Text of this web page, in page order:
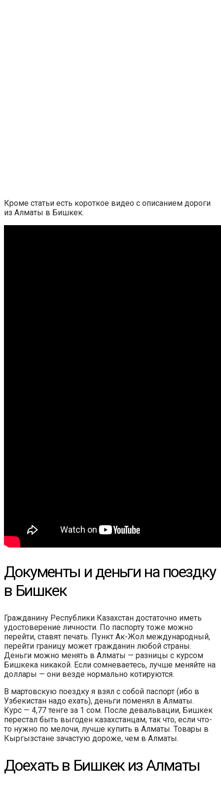
Кроме статьи есть короткое видео с описанием дороги
из Алматы в Бишкек.
Документы и деньги на поездку
в Бишкек
Гражданину Республики Казахстан достаточно иметь
удостоверение личности. По паспорту тоже можно
перейти, ставят печать. Пункт Ак-Жол международный,
перейти границу может гражданин любой страны.
Деньги можно менять в Алматы — разницы с курсом
Бишкека никакой. Если сомневаетесь, лучше меняйте на
доллары — они везде нормально котируются.
В мартовскую поездку я взял с собой паспорт (ибо в
Узбекистан надо ехать), деньги поменял в Алматы.
Курс — 4,77 тенге за 1 сом. После девальвации, Бишкек
перестал быть выгоден казахстанцам, так что, если что-
то нужно по мелочи, лучше купить в Алматы. Товары в
Кыргызстане зачастую дороже, чем в Алматы.
Доехать в Бишкек из Алматы